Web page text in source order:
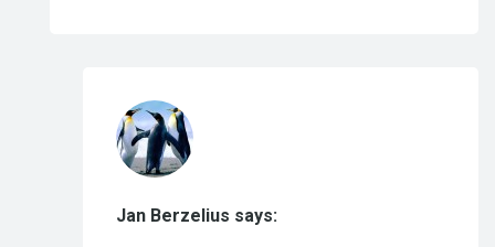
Jan Berzelius says: